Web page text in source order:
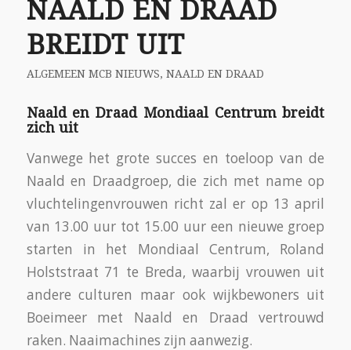
NAALD EN DRAAD
BREIDT UIT
ALGEMEEN MCB NIEUWS, NAALD EN DRAAD
Naald en Draad Mondiaal Centrum breidt
zich uit
Vanwege het grote succes en toeloop van de
Naald en Draadgroep, die zich met name op
vluchtelingenvrouwen richt zal er op 13 april
van 13.00 uur tot 15.00 uur een nieuwe groep
starten in het Mondiaal Centrum, Roland
Holststraat 71 te Breda, waarbij vrouwen uit
andere culturen maar ook wijkbewoners uit
Boeimeer met Naald en Draad vertrouwd
raken. Naaimachines zijn aanwezig.